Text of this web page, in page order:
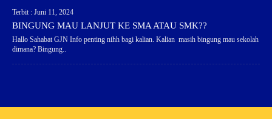
Terbit : Juni 11, 2024
BINGUNG MAU LANJUT KE SMA ATAU SMK??
Hallo Sahabat GJN Info penting nihh bagi kalian. Kalian masih bingung mau sekolah
dimana? Bingung..